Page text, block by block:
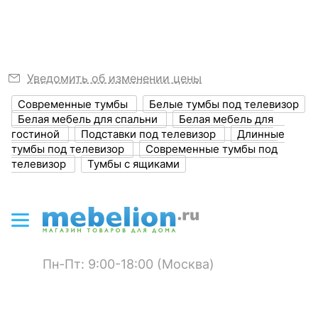
мм
450x100x1410
Объем упаковки,
куб. м
?
0.06
Масса брутто, кг 35.8
Цвет фасада ? белый
Цвет корпуса белый
Уведомить об изменении цены
Современные тумбы
Белые тумбы под телевизор
Белая мебель для спальни
Белая мебель для
гостиной
Подставки под телевизор
Длинные
тумбы под телевизор
Современные тумбы под
телевизор
Тумбы с ящиками
Пн-Пт: 9:00-18:00 (Москва)